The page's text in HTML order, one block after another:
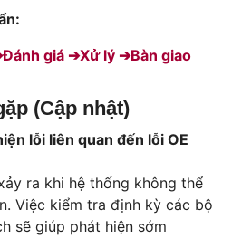
Đánh giá ➔Xử lý ➔Bàn giao
(Cập nhật)
lỗi liên quan đến lỗi OE
ra khi hệ thống không thể
Việc kiểm tra định kỳ các bộ
sẽ giúp phát hiện sớm